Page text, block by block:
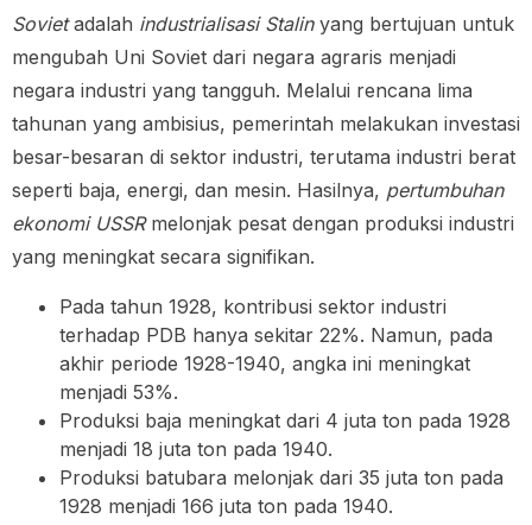
Sovietadalah industrialisasi Stalinyang bertujuan untuk
mengubah Uni Soviet dari negara agraris menjadi
negara industri yang tangguh. Melalui rencana lima
tahunan yang ambisius, pemerintah melakukan investasi
besar-besaran di sektor industri, terutama industri berat
seperti baja, energi, dan mesin. Hasilnya, pertumbuhan
ekonomi USSRmelonjak pesat dengan produksi industri
yang meningkat secara signifikan.
Pada tahun 1928, kontribusi sektor industri
terhadap PDB hanya sekitar 22%. Namun, pada
akhir periode 1928-1940, angka ini meningkat
menjadi 53%.
Produksi baja meningkat dari 4 juta ton pada 1928
menjadi 18 juta ton pada 1940.
Produksi batubara melonjak dari 35 juta ton pada
1928 menjadi 166 juta ton pada 1940.